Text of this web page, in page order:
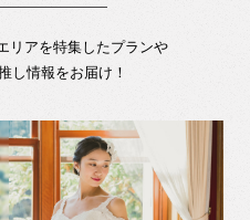
リアを特集したプランや
し情報をお届け！